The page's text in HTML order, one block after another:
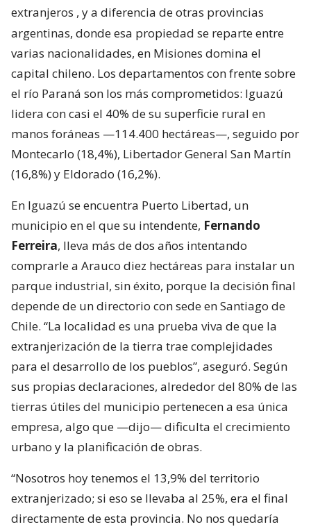
extranjeros , y a diferencia de otras provincias
argentinas, donde esa propiedad se reparte entre
varias nacionalidades, en Misiones domina el
capital chileno. Los departamentos con frente sobre
el río Paraná son los más comprometidos: Iguazú
lidera con casi el 40% de su superficie rural en
manos foráneas —114.400 hectáreas—, seguido por
Montecarlo (18,4%), Libertador General San Martín
(16,8%) y Eldorado (16,2%).
En Iguazú se encuentra Puerto Libertad, un
municipio en el que su intendente, Fernando
Ferreira, lleva más de dos años intentando
comprarle a Arauco diez hectáreas para instalar un
parque industrial, sin éxito, porque la decisión final
depende de un directorio con sede en Santiago de
Chile. “La localidad es una prueba viva de que la
extranjerización de la tierra trae complejidades
para el desarrollo de los pueblos”, aseguró. Según
sus propias declaraciones, alrededor del 80% de las
tierras útiles del municipio pertenecen a esa única
empresa, algo que —dijo— dificulta el crecimiento
urbano y la planificación de obras.
“Nosotros hoy tenemos el 13,9% del territorio
extranjerizado; si eso se llevaba al 25%, era el final
directamente de esta provincia. No nos quedaría